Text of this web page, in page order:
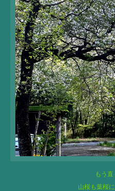
もう直
山桜も葉桜